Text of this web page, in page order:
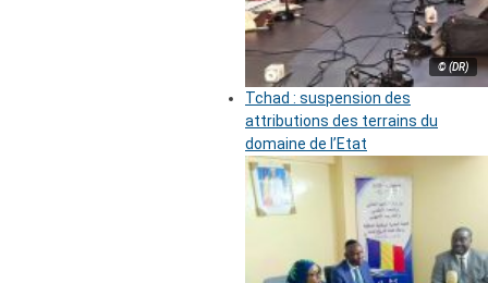
© (DR)
Tchad : suspension des
attributions des terrains du
domaine de l’Etat